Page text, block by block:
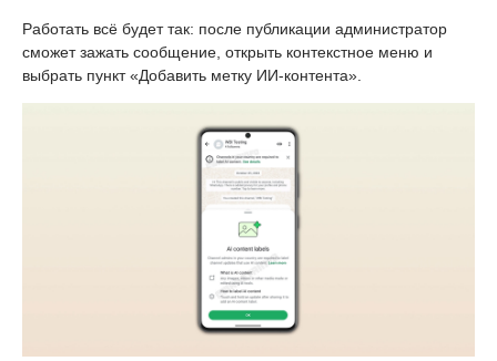
Работать всё будет так: после публикации администратор
сможет зажать сообщение, открыть контекстное меню и
выбрать пункт «Добавить метку ИИ-контента».